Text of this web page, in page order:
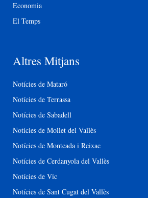
Economia
El Temps
Altres Mitjans
Notícies de Mataró
Notícies de Terrassa
Notícies de Sabadell
Notícies de Mollet del Vallès
Notícies de Montcada i Reixac
Notícies de Cerdanyola del Vallès
Notícies de Vic
Notícies de Sant Cugat del Vallès